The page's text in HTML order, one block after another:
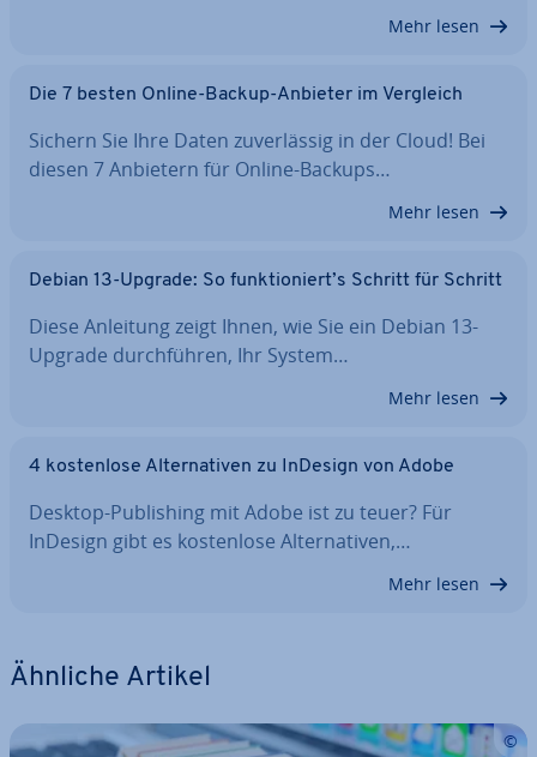
Mehr lesen
Die 7 besten Online-Backup-Anbieter im Vergleich
Sichern Sie Ihre Daten zu­ver­läs­sig in der Cloud! Bei
diesen 7 Anbietern für Online-Backups…
Mehr lesen
Debian 13-Upgrade: So funk­tio­niert’s Schritt für Schritt
Diese Anleitung zeigt Ihnen, wie Sie ein Debian 13-
Upgrade durch­füh­ren, Ihr System…
Mehr lesen
4 kos­ten­lo­se Al­ter­na­ti­ven zu InDesign von Adobe
Desktop-Pu­bli­shing mit Adobe ist zu teuer? Für
InDesign gibt es kos­ten­lo­se Al­ter­na­ti­ven,…
Mehr lesen
Ähnliche Artikel